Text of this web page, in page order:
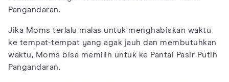
Pangandaran.
Jika Moms terlalu malas untuk menghabiskan waktu
ke tempat-tempat yang agak jauh dan membutuhkan
waktu, Moms bisa memilih untuk ke Pantai Pasir Putih
Pangandaran.